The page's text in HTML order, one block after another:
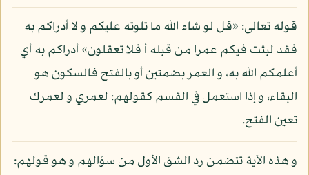
قوله تعالى: «قل لو شاء الله ما تلوته عليكم و لا أدراكم به
فقد لبثت فيكم عمرا من قبله أ فلا تعقلون» أدراكم به أي
أعلمكم الله به، و العمر بضمتين أو بالفتح فالسكون هو
البقاء، و إذا استعمل في القسم كقولهم: لعمري و لعمرك
تعين الفتح.
و هذه الآية تتضمن رد الشق الأول من سؤالهم و هو قولهم: